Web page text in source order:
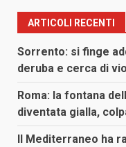
ARTICOLI RECENTI
Sorrento: si finge
deruba e cerca di
Roma: la fontana
diventata gialla,
Il Mediterraneo ha